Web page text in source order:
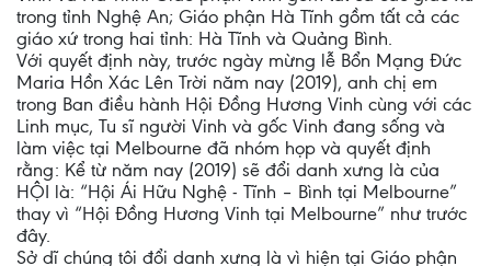
trong tỉnh Nghệ An; Giáo phận Hà Tĩnh gồm tất cả các
giáo xứ trong hai tỉnh: Hà Tĩnh và Quảng Bình.
Với quyết định này, trước ngày mừng lễ Bổn Mạng Đức
Maria Hồn Xác Lên Trời năm nay (2019), anh chị em
trong Ban điều hành Hội Đồng Hương Vinh cùng với các
Linh mục, Tu sĩ người Vinh và gốc Vinh đang sống và
làm việc tại Melbourne đã nhóm họp và quyết định
rằng: Kể từ năm nay (2019) sẽ đổi danh xưng là của
HỘI là: “Hội Ái Hữu Nghệ - Tĩnh – Bình tại Melbourne”
thay vì “Hội Đồng Hương Vinh tại Melbourne” như trước
đây.
Sở dĩ chúng tôi đổi danh xưng là vì hiện tại Giáo phận